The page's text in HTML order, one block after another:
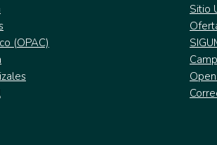
(OPAC)
Sitio